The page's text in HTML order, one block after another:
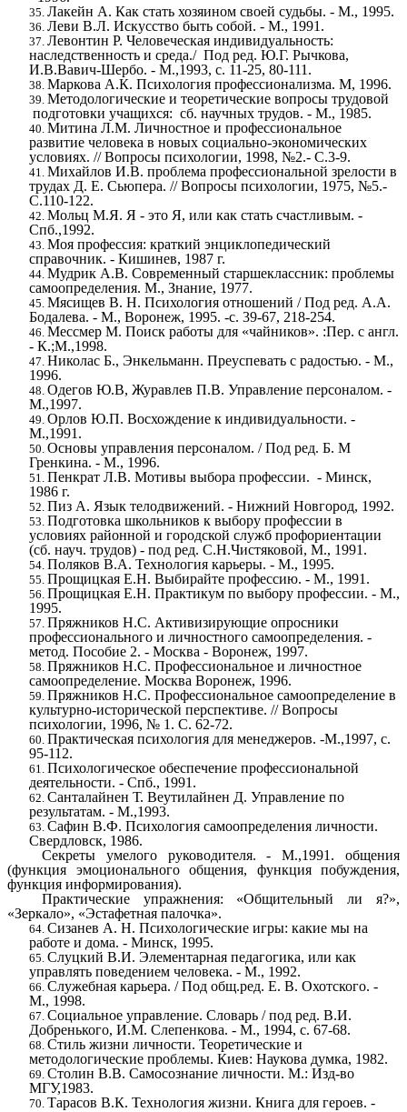
Лакейн А. Как стать хозяином своей судьбы. - М., 1995.
Леви В.Л. Искусство быть собой. - М., 1991.
Левонтин Р. Человеческая индивидуальность:
наследственность и среда./ Под ред. Ю.Г. Рычкова,
И.В.Вавич-Шербо. - М.,1993, с. 11-25, 80-111.
Маркова А.К. Психология профессионализма. М, 1996.
Методологические и теоретические вопросы трудовой
подготовки учащихся: сб. научных трудов. - М., 1985.
Митина Л.М. Личностное и профессиональное
развитие человека в новых социально-экономических
условиях. // Вопросы психологии, 1998, №2.- С.3-9.
Михайлов И.В. проблема профессиональной зрелости в
трудах Д. Е. Сьюпера. // Вопросы психологии, 1975, №5.-
С.110-122.
Мольц М.Я. Я - это Я, или как стать счастливым. -
Спб.,1992.
Моя профессия: краткий энциклопедический
справочник. - Кишинев, 1987 г.
Мудрик А.В. Современный старшеклассник: проблемы
самоопределения. М., Знание, 1977.
Мясищев В. Н. Психология отношений / Под ред. А.А.
Бодалева. - М., Воронеж, 1995. -с. 39-67, 218-254.
Мессмер М. Поиск работы для «чайников». :Пер. с англ.
- К.;М.,1998.
Николас Б., Энкельманн. Преуспевать с радостью. - М.,
1996.
Одегов Ю.В, Журавлев П.В. Управление персоналом. -
М.,1997.
Орлов Ю.П. Восхождение к индивидуальности. -
М.,1991.
Основы управления персоналом. / Под ред. Б. М
Гренкина. - М., 1996.
Пенкрат Л.В. Мотивы выбора профессии. - Минск,
1986 г.
Пиз А. Язык телодвижений. - Нижний Новгород, 1992.
Подготовка школьников к выбору профессии в
условиях районной и городской служб профориентации
(сб. науч. трудов) - под ред. С.Н.Чистяковой, М., 1991.
Поляков В.А. Технология карьеры. - М., 1995.
Прощицкая Е.Н. Выбирайте профессию. - М., 1991.
Прощицкая Е.Н. Практикум по выбору профессии. - М.,
1995.
Пряжников Н.С. Активизирующие опросники
профессионального и личностного самоопределения. -
метод. Пособие 2. - Москва - Воронеж, 1997.
Пряжников Н.С. Профессиональное и личностное
самоопределение. Москва Воронеж, 1996.
Пряжников Н.С. Профессиональное самоопределение в
культурно-исторической перспективе. // Вопросы
психологии, 1996, № 1. С. 62-72.
Практическая психология для менеджеров. -М.,1997, с.
95-112.
Психологическое обеспечение профессиональной
деятельности. - Спб., 1991.
Санталайнен Т. Веутилайнен Д. Управление по
результатам. - М.,1993.
Сафин В.Ф. Психология самоопределения личности.
Свердловск, 1986.
Секреты умелого руководителя. - М.,1991. общения
(функция эмоционального общения, функция побуждения,
функция информирования).
Практические упражнения: «Общительный ли я?»,
«Зеркало», «Эстафетная палочка».
Сизанев А. Н. Психологические игры: какие мы на
работе и дома. - Минск, 1995.
Слуцкий В.И. Элементарная педагогика, или как
управлять поведением человека. - М., 1992.
Служебная карьера. / Под общ.ред. Е. В. Охотского. -
М., 1998.
Социальное управление. Словарь / под ред. В.И.
Добренького, И.М. Слепенкова. - М., 1994, с. 67-68.
Стиль жизни личности. Теоретические и
методологические проблемы. Киев: Наукова думка, 1982.
Столин В.В. Самосознание личности. М.: Изд-во
МГУ,1983.
Тарасов В.К. Технология жизни. Книга для героев. -